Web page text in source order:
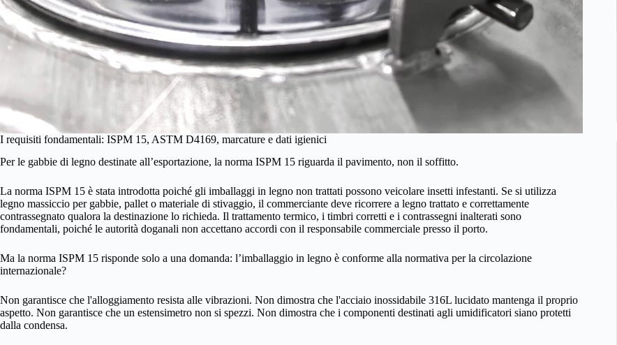
I requisiti fondamentali: ISPM 15, ASTM D4169, marcature e dati igienici
Per le gabbie di legno destinate all’esportazione, la norma ISPM 15 riguarda il pavimento, non il soffitto.
La norma ISPM 15 è stata introdotta poiché gli imballaggi in legno non trattati possono veicolare insetti infestanti. Se si utilizza
legno massiccio per gabbie, pallet o materiale di stivaggio, il commerciante deve ricorrere a legno trattato e correttamente
contrassegnato qualora la destinazione lo richieda. Il trattamento termico, i timbri corretti e i contrassegni inalterati sono
fondamentali, poiché le autorità doganali non accettano accordi con il responsabile commerciale presso il porto.
Ma la norma ISPM 15 risponde solo a una domanda: l’imballaggio in legno è conforme alla normativa per la circolazione
internazionale?
Non garantisce che l'alloggiamento resista alle vibrazioni. Non dimostra che l'acciaio inossidabile 316L lucidato mantenga il proprio
aspetto. Non garantisce che un estensimetro non si spezzi. Non dimostra che i componenti destinati agli umidificatori siano protetti
dalla condensa.